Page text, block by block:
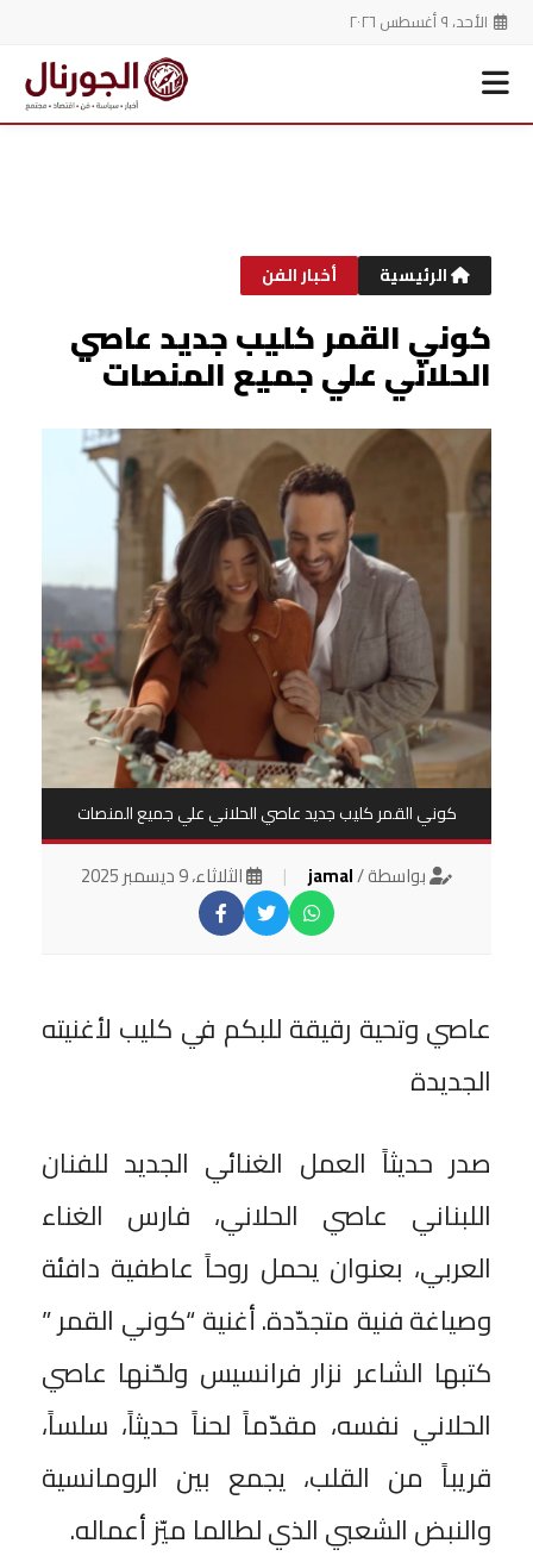
الأحد، ٩ أغسطس ٢٠٢٦
الرئيسية أخبار الفن
كوني القمر كليب جديد عاصي
الحلاني علي جميع المنصات
كوني القمر كليب جديد عاصي الحلاني علي جميع المنصات
بواسطة /jamal
| الثلاثاء، 9 ديسمبر 2025
عاصي وتحية رقيقة للبكم في كليب لأغنيته
الجديدة
صدر حديثاً العمل الغنائي الجديد للفنان
اللبناني عاصي الحلاني، فارس الغناء
العربي، بعنوان يحمل روحاً عاطفية دافئة
وصياغة فنية متجدّدة. أغنية “كوني القمر ”
كتبها الشاعر نزار فرانسيس ولحّنها عاصي
الحلاني نفسه، مقدّماً لحناً حديثاً، سلساً،
قريباً من القلب، يجمع بين الرومانسية
والنبض الشعبي الذي لطالما ميّز أعماله.